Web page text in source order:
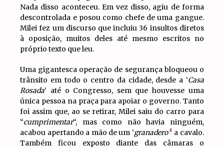
Nada disso aconteceu. Em vez disso, agiu de forma
descontrolada e posou como chefe de uma gangue.
Milei fez um discurso que incluiu 36 insultos diretos
à oposição, muitos deles até mesmo escritos no
próprio texto que leu.
Uma gigantesca operação de segurança bloqueou o
trânsito em todo o centro da cidade, desde a ‘Casa
Rosada‘ até o Congresso, sem que houvesse uma
única pessoa na praça para apoiar o governo. Tanto
foi assim que, ao se retirar, Milei saiu do carro para
“cumprimentar“, mas como não havia ninguém,
acabou apertando a mão de um ‘granadero’1a cavalo.
Também ficou exposto diante das câmaras o